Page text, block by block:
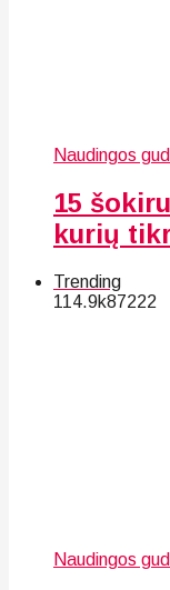
Naudingos
15
kurių
Trending
114.9k87222
Naudingos